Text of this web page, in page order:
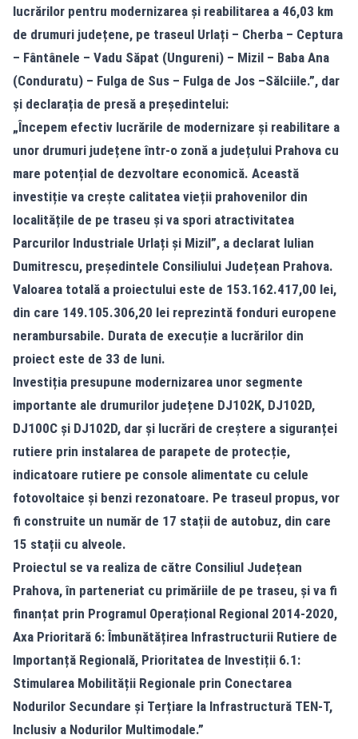
lucrărilor pentru modernizarea și reabilitarea a 46,03 km
de drumuri județene, pe traseul Urlați – Cherba – Ceptura
– Fântânele – Vadu Săpat (Ungureni) – Mizil – Baba Ana
(Conduratu) – Fulga de Sus – Fulga de Jos –Sălciile.”, dar
și declarația de presă a președintelui:
„Începem efectiv lucrările de modernizare și reabilitare a
unor drumuri județene într-o zonă a județului Prahova cu
mare potențial de dezvoltare economică. Această
investiție va crește calitatea vieții prahovenilor din
localitățile de pe traseu și va spori atractivitatea
Parcurilor Industriale Urlați și Mizil”, a declarat Iulian
Dumitrescu, președintele Consiliului Județean Prahova.
Valoarea totală a proiectului este de 153.162.417,00 lei,
din care 149.105.306,20 lei reprezintă fonduri europene
nerambursabile. Durata de execuție a lucrărilor din
proiect este de 33 de luni.
Investiția presupune modernizarea unor segmente
importante ale drumurilor județene DJ102K, DJ102D,
DJ100C și DJ102D, dar și lucrări de creștere a siguranței
rutiere prin instalarea de parapete de protecție,
indicatoare rutiere pe console alimentate cu celule
fotovoltaice și benzi rezonatoare. Pe traseul propus, vor
fi construite un număr de 17 stații de autobuz, din care
15 stații cu alveole.
Proiectul se va realiza de către Consiliul Județean
Prahova, în parteneriat cu primăriile de pe traseu, și va fi
finanțat prin Programul Operațional Regional 2014-2020,
Axa Prioritară 6: Îmbunătățirea Infrastructurii Rutiere de
Importanță Regională, Prioritatea de Investiții 6.1:
Stimularea Mobilității Regionale prin Conectarea
Nodurilor Secundare și Terțiare la Infrastructură TEN-T,
Inclusiv a Nodurilor Multimodale.”